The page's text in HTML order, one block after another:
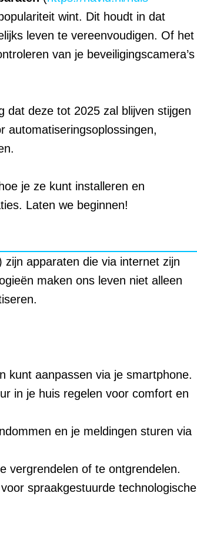
wint. Dit houdt in dat
leven te vereenvoudigen. Of het
van je beveiligingscamera’s
dat deze tot 2025 zal blijven stijgen
automatiseringsoplossingen,
je ze kunt installeren en
Laten we beginnen!
zijn apparaten die via internet zijn
maken ons leven niet alleen
kunt aanpassen via je smartphone.
in je huis regelen voor comfort en
en je meldingen sturen via
vergrendelen of te ontgrendelen.
spraakgestuurde technologische